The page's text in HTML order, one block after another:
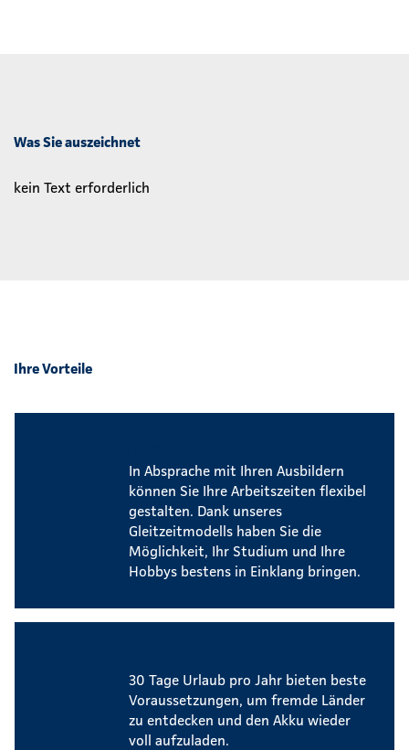
Was Sie auszeichnet
kein Text erforderlich
Ihre Vorteile
In Absprache mit Ihren Ausbildern
können Sie Ihre Arbeitszeiten flexibel
gestalten. Dank unseres
Gleitzeitmodells haben Sie die
Möglichkeit, Ihr Studium und Ihre
Hobbys bestens in Einklang bringen.
30 Tage Urlaub pro Jahr bieten beste
Voraussetzungen, um fremde Länder
zu entdecken und den Akku wieder
voll aufzuladen.